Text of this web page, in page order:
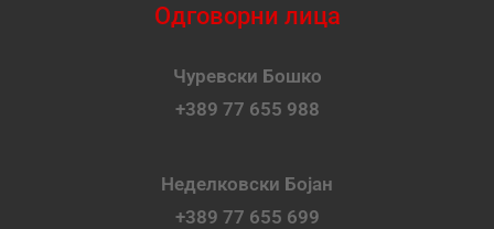
Одговорни лица
Чуревски Бошко
+389 77 655 988
Неделковски Бојан
+389 77 655 699